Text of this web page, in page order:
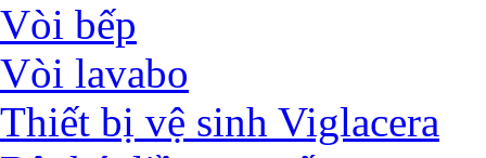
Vòi bếp
Vòi lavabo
Thiết bị vệ sinh Viglacera